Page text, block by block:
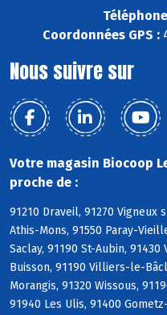
Coordonnées GPS :
Nous suivre sur
Votre magasin Biocoop
proche de :
91210 Draveil, 91270 Vigneux
Athis-Mons, 91550 Paray-
Saclay, 91190 St-Aubin,
Buisson, 91190 Villiers-le-
Morangis, 91320 Wissous,
91940 Les Ulis, 91400